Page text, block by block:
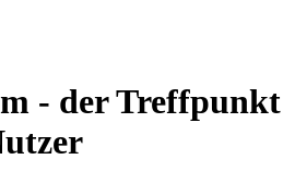
- der Treffpunkt